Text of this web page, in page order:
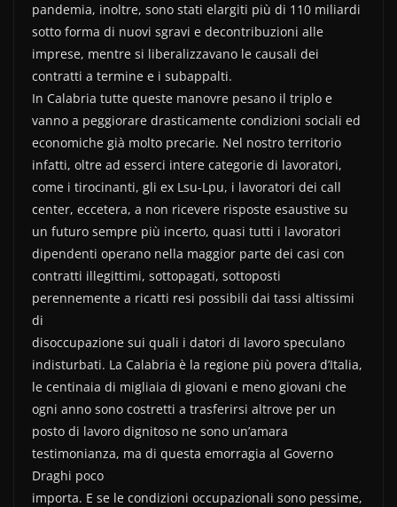
pandemia, inoltre, sono stati elargiti più di 110 miliardi
sotto forma di nuovi sgravi e decontribuzioni alle
imprese, mentre si liberalizzavano le causali dei
contratti a termine e i subappalti.
In Calabria tutte queste manovre pesano il triplo e
vanno a peggiorare drasticamente condizioni sociali ed
economiche già molto precarie. Nel nostro territorio
infatti, oltre ad esserci intere categorie di lavoratori,
come i tirocinanti, gli ex Lsu-Lpu, i lavoratori dei call
center, eccetera, a non ricevere risposte esaustive su
un futuro sempre più incerto, quasi tutti i lavoratori
dipendenti operano nella maggior parte dei casi con
contratti illegittimi, sottopagati, sottoposti
perennemente a ricatti resi possibili dai tassi altissimi
di
disoccupazione sui quali i datori di lavoro speculano
indisturbati. La Calabria è la regione più povera d’Italia,
le centinaia di migliaia di giovani e meno giovani che
ogni anno sono costretti a trasferirsi altrove per un
posto di lavoro dignitoso ne sono un’amara
testimonianza, ma di questa emorragia al Governo
Draghi poco
importa. E se le condizioni occupazionali sono pessime,